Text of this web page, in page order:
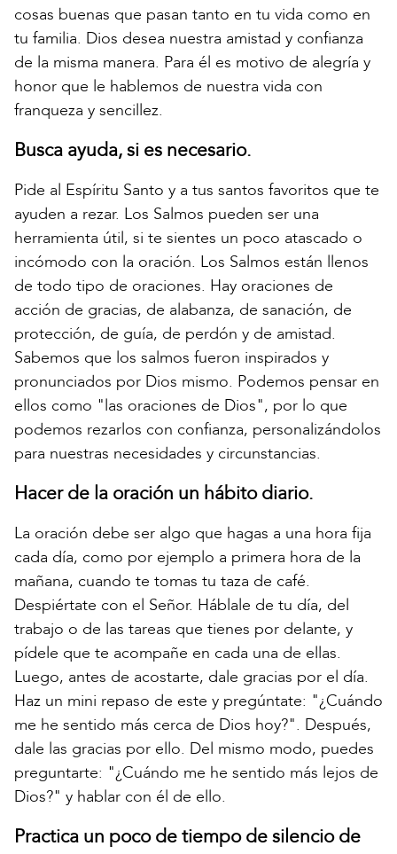
cosas buenas que pasan tanto en tu vida como en
tu familia. Dios desea nuestra amistad y confianza
de la misma manera. Para él es motivo de alegría y
honor que le hablemos de nuestra vida con
franqueza y sencillez.
Busca ayuda, si es necesario.
Pide al Espíritu Santo y a tus santos favoritos que te
ayuden a rezar. Los Salmos pueden ser una
herramienta útil, si te sientes un poco atascado o
incómodo con la oración. Los Salmos están llenos
de todo tipo de oraciones. Hay oraciones de
acción de gracias, de alabanza, de sanación, de
protección, de guía, de perdón y de amistad.
Sabemos que los salmos fueron inspirados y
pronunciados por Dios mismo. Podemos pensar en
ellos como "las oraciones de Dios", por lo que
podemos rezarlos con confianza, personalizándolos
para nuestras necesidades y circunstancias.
Hacer de la oración un hábito diario.
La oración debe ser algo que hagas a una hora fija
cada día, como por ejemplo a primera hora de la
mañana, cuando te tomas tu taza de café.
Despiértate con el Señor. Háblale de tu día, del
trabajo o de las tareas que tienes por delante, y
pídele que te acompañe en cada una de ellas.
Luego, antes de acostarte, dale gracias por el día.
Haz un mini repaso de este y pregúntate: "¿Cuándo
me he sentido más cerca de Dios hoy?". Después,
dale las gracias por ello. Del mismo modo, puedes
preguntarte: "¿Cuándo me he sentido más lejos de
Dios?" y hablar con él de ello.
Practica un poco de tiempo de silencio de